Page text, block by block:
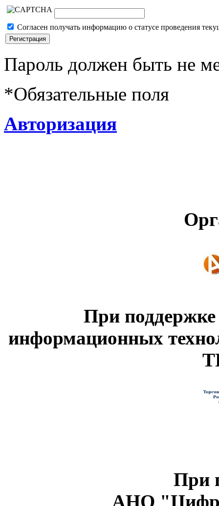
Согласен получать информацию о статусе проведения
Пароль должен быть не
*Обязательные поля
Авторизация
При
информационных
При
АНО